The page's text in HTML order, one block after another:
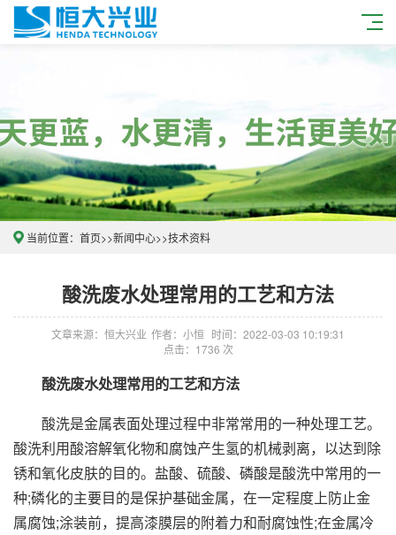
当前位置： 首页>>新闻中心>>技术资料
酸洗废水处理常用的工艺和方法
文章来源：恒大兴业 作者：小恒 时间：2022-03-03 10:19:31
点击：1736 次
酸洗废水处理常用的工艺和方法
酸洗是金属表面处理过程中非常常用的一种处理工艺。
酸洗利用酸溶解氧化物和腐蚀产生氢的机械剥离，以达到除
锈和氧化皮肤的目的。盐酸、硫酸、磷酸是酸洗中常用的一
种;磷化的主要目的是保护基础金属，在一定程度上防止金
属腐蚀;涂装前，提高漆膜层的附着力和耐腐蚀性;在金属冷